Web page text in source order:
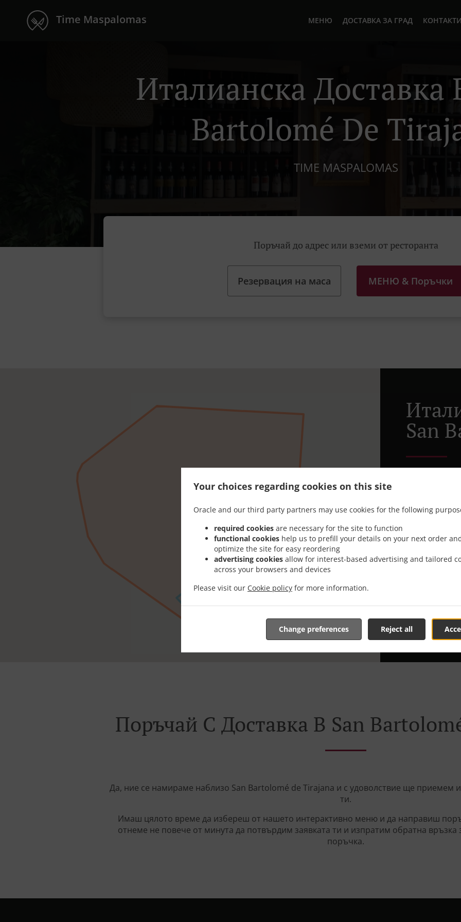
Your choices regarding cookies on this site
Oracle and our third party partners may use cookies for the following
required cookies are necessary for the site to function
functional cookies help us to prefill your details on your next order
optimize the site for easy reordering
advertising cookies allow for interest-based advertising and tailored
across your browsers and devices
Please visit our Cookie policy for more information.
Reject all
Change preferences
Time Maspalomas МЕНЮ ДОСТАВКА ЗА ГРАД КОНТАКТИ
Италианска Доставка
Bartolomé De
TIME MASPALOMAS
Поръчай до адрес или вземи от ресторанта
Резервация на маса МЕНЮ & Поръчки
San
Търсите
всеки знае
Когато
храна от
Просто е -
надяваме
TIME
Поръчай С Доставка В San
Да, ние се намираме наблизо San Bartolomé de Tirajana и с удоволствие ще приемем
ти.
Имаш цялото време да избереш от нашето интерактивно меню и да направиш
отнеме не повече от минута да потвърдим заявката ти и изпратим обратна
поръчка.